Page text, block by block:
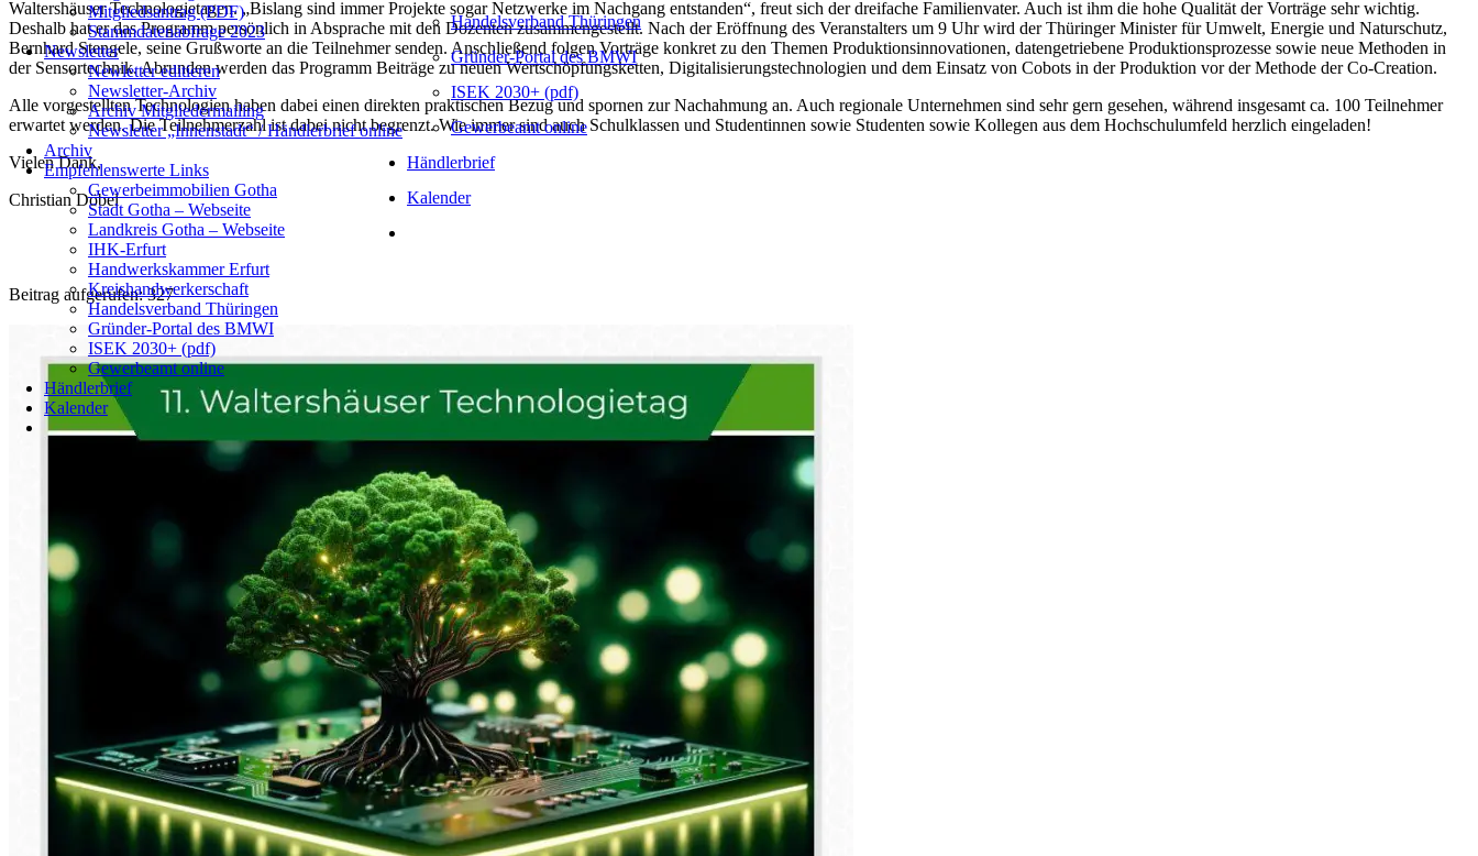
Handelsverband Thüringen
Gründer-Portal des BMWI
ISEK 2030+ (pdf)
Gewerbeamt online
Händlerbrief
Kalender
Mitgliedsantrag (PDF)
Stammdatenabfrage 2023
Newsletter
Newletter editieren
Newsletter-Archiv
Archiv Mitgliedermailing
Newsletter „Innenstadt“ / Händlerbrief online
Archiv
Empfehlenswerte Links
Gewerbeimmobilien Gotha
Stadt Gotha – Webseite
Landkreis Gotha – Webseite
IHK-Erfurt
Handwerkskammer Erfurt
Kreishandwerkerschaft
Handelsverband Thüringen
Gründer-Portal des BMWI
ISEK 2030+ (pdf)
Gewerbeamt online
Händlerbrief
Kalender
Waltershäuser Technologietagen. „Bislang sind immer Projekte sogar Netzwerke im Nachgang entstanden“, freut sich der dreifache Familienvater. Auch ist ihm die hohe Qualität der Vorträge sehr wichtig.
Deshalb hat er das Programm persönlich in Absprache mit den Dozenten zusammengestellt. Nach der Eröffnung des Veranstalters um 9 Uhr wird der Thüringer Minister für Umwelt, Energie und Naturschutz,
Bernhard Stengele, seine Grußworte an die Teilnehmer senden. Anschließend folgen Vorträge konkret zu den Themen Produktionsinnovationen, datengetriebene Produktionsprozesse sowie neue Methoden in
der Sensortechnik. Abrunden werden das Programm Beiträge zu neuen Wertschöpfungsketten, Digitalisierungstechnologien und dem Einsatz von Cobots in der Produktion vor der Methode der Co-Creation.
Alle vorgestellten Technologien haben dabei einen direkten praktischen Bezug und spornen zur Nachahmung an. Auch regionale Unternehmen sind sehr gern gesehen, während insgesamt ca. 100 Teilnehmer
erwartet werden. Die Teilnehmerzahl ist dabei nicht begrenzt. Wie immer sind auch Schulklassen und Studentinnen sowie Studenten sowie Kollegen aus dem Hochschulumfeld herzlich eingeladen!
Vielen Dank,
Christian Döbel
Beitrag aufgerufen: 327